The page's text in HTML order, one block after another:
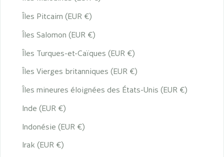
Îles Pitcairn (EUR €)
Îles Salomon (EUR €)
Îles Turques-et-Caïques (EUR €)
Îles Vierges britanniques (EUR €)
Îles mineures éloignées des États-Unis (EUR €)
Inde (EUR €)
Indonésie (EUR €)
Irak (EUR €)